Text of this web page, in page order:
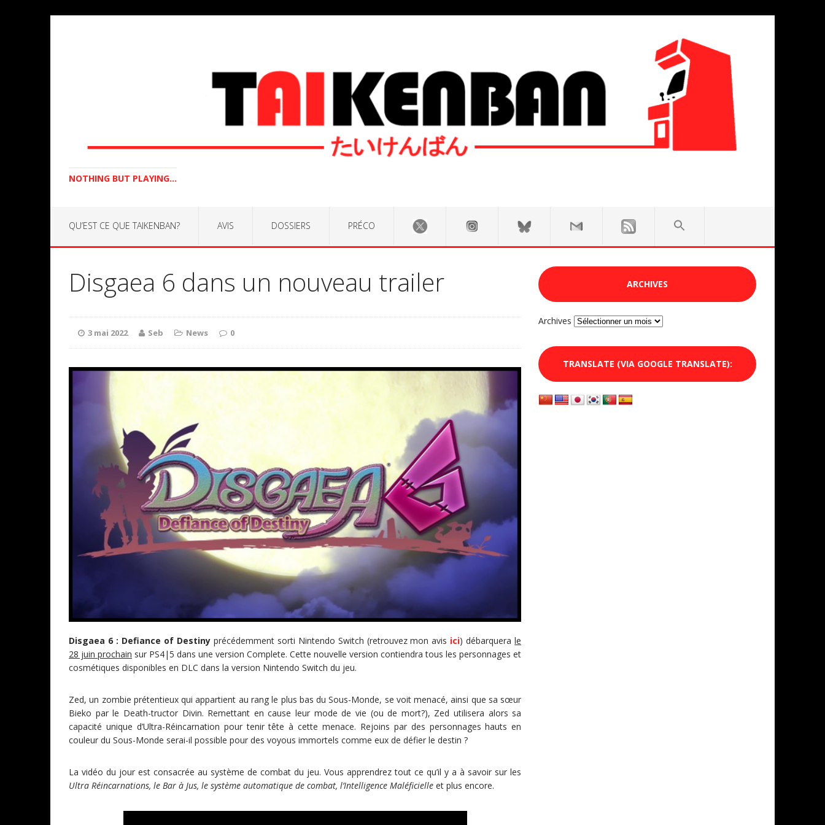
NOTHING BUT PLAYING...
QU’EST CE QUE TAIKENBAN? AVIS DOSSIERS PRÉCO
Disgaea 6 dans un nouveau trailer
3 mai 2022 Seb News 0
Disgaea 6 : Defiance of Destiny précédemment sorti Nintendo Switch (retrouvez mon avis ici) débarquerale
28 juin prochain sur PS4|5 dans une version Complete. Cette nouvelle version contiendra tous les personnages et
cosmétiques disponibles en DLC dans la version Nintendo Switch du jeu.
Zed, un zombie prétentieux qui appartient au rang le plus bas du Sous-Monde, se voit menacé, ainsi que sa sœur
Bieko par le Death-tructor Divin. Remettant en cause leur mode de vie (ou de mort?), Zed utilisera alors sa
capacité unique d’Ultra-Réincarnation pour tenir tête à cette menace. Rejoins par des personnages hauts en
couleur du Sous-Monde serai-il possible pour des voyous immortels comme eux de défier le destin ?
La vidéo du jour est consacrée au système de combat du jeu. Vous apprendrez tout ce qu’il y a à savoir sur les
Ultra Réincarnations, le Bar à Jus, le système automatique de combat, l’Intelligence Maléficielle et plus encore.
ARCHIVES
Archives
TRANSLATE (VIA GOOGLE TRANSLATE):